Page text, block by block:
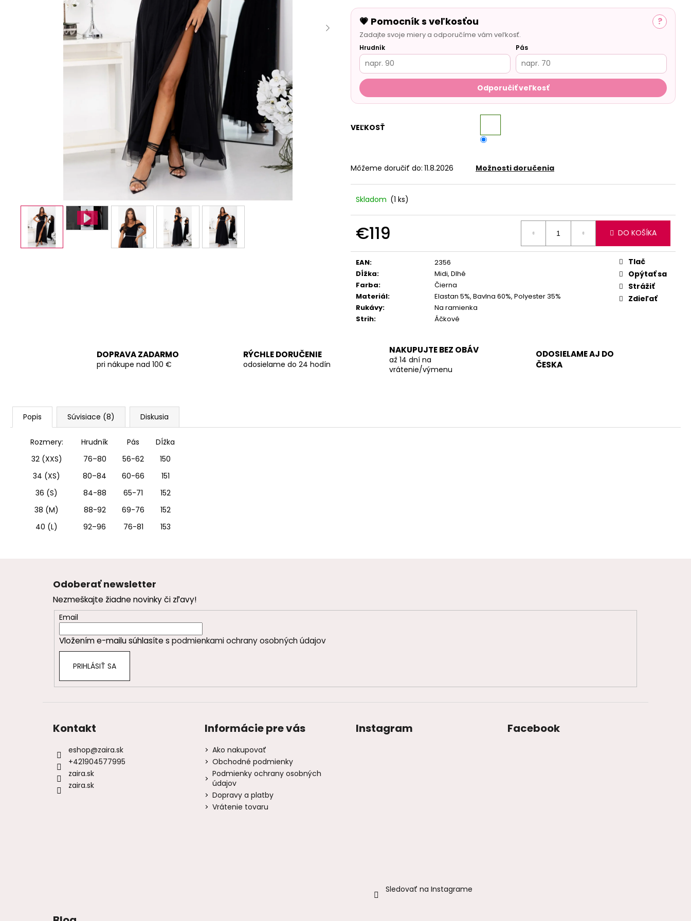
💗 Pomocník s veľkosťou ?
Zadajte svoje miery a odporučíme vám veľkosť.
Hrudník Pás
Odporučiť veľkosť
VEĽKOSŤ
Môžeme doručiť do: 11.8.2026 Možnosti doručenia
Skladom (1 ks)
€119
cena:
DO KOŠÍKA
EAN:
2356
Dĺžka:
Midi, Dlhé
Farba:
Čierna
Materiál:
Elastan 5%, Bavlna 60%, Polyester 35%
Rukávy:
Na ramienka
Strih: Áčkové
Tlač
Opýtať sa
Strážiť
Zdieľať
DOPRAVA ZADARMO
pri nákupe nad 100 €
RÝCHLE DORUČENIE
odosielame do 24 hodín
NAKUPUJTE BEZ OBÁV
až 14 dní na
vrátenie/výmenu
ODOSIELAME AJ DO
ČESKA
Popis Súvisiace (8) Diskusia
Rozmery: Hrudník Pás
DÍžka
32 (XXS)
76–80 56-62
150
34 (XS)
80–84 60-66
151
36 (S)
84-88 65-71
152
38 (M)
88-92 69-76
152
40 (L)
92–96 76-81 153
Odoberať newsletter
Nezmeškajte žiadne novinky či zľavy!
Email
Vložením e-mailu súhlasíte s podmienkami ochrany osobných údajov
PRIHLÁSIŤ SA
Kontakt
eshop@zaira.sk
+421904577995
zaira.sk
zaira.sk
Informácie pre vás
Ako nakupovať
Obchodné podmienky
Podmienky ochrany osobných
údajov
Dopravy a platby
Vrátenie tovaru
Instagram
Sledovať na Instagrame
Facebook